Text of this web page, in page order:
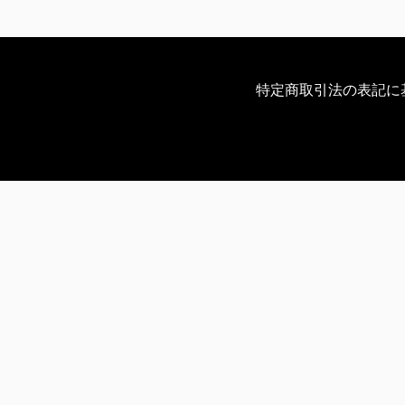
特定商取引法の表記に